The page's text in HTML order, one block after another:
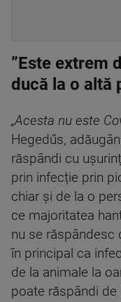
”Este extrem
ducă la o altă
„Acesta nu este
Hegedűs,
răspândi cu
prin infecție prin
chiar și de la o
ce majoritatea
nu se răspândesc
în principal ca
de la animale la
poate răspândi de